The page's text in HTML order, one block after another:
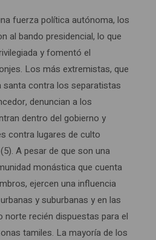
fuerza política autónoma, los
al bando presidencial, lo que
y fomentó el
Los más extremistas, que
santa contra los separatistas
denuncian a los
dentro del gobierno y
contra lugares de culto
A pesar de que son una
monástica que cuenta
ejercen una influencia
y suburbanas y en las
recién dispuestas para el
tamiles. La mayoría de los